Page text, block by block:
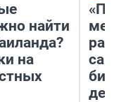
найти
на